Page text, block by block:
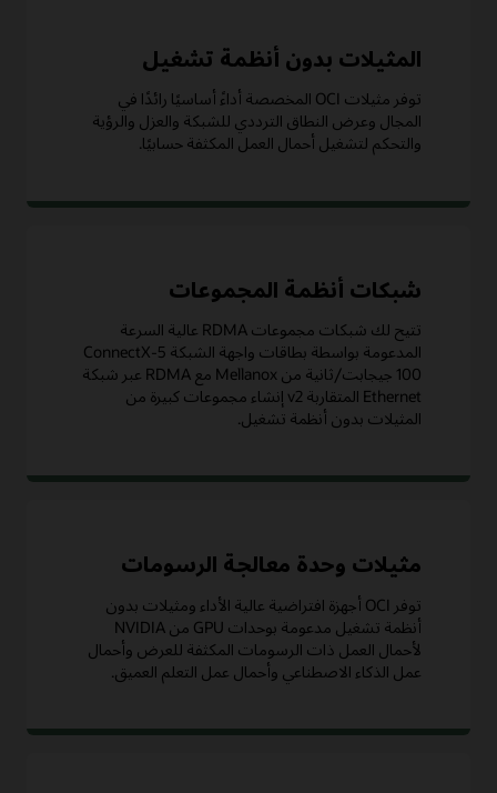
المثيلات بدون أنظمة تشغيل
توفر مثيلات OCI المخصصة أداءً أساسيًا رائدًا في
المجال وعرض النطاق الترددي للشبكة والعزل والرؤية
والتحكم لتشغيل أحمال العمل المكثفة حسابيًا.
شبكات أنظمة المجموعات
تتيح لك شبكات مجموعات RDMA عالية السرعة
المدعومة بواسطة بطاقات واجهة الشبكة ConnectX-5
100 جيجابت/ثانية من Mellanox مع RDMA عبر شبكة
Ethernet المتقاربة v2 إنشاء مجموعات كبيرة من
المثيلات بدون أنظمة تشغيل.
مثيلات وحدة معالجة الرسومات
توفر OCI أجهزة افتراضية عالية الأداء ومثيلات بدون
أنظمة تشغيل مدعومة بوحدات GPU من NVIDIA
لأحمال العمل ذات الرسومات المكثفة للعرض وأحمال
عمل الذكاء الاصطناعي وأحمال عمل التعلم العميق.